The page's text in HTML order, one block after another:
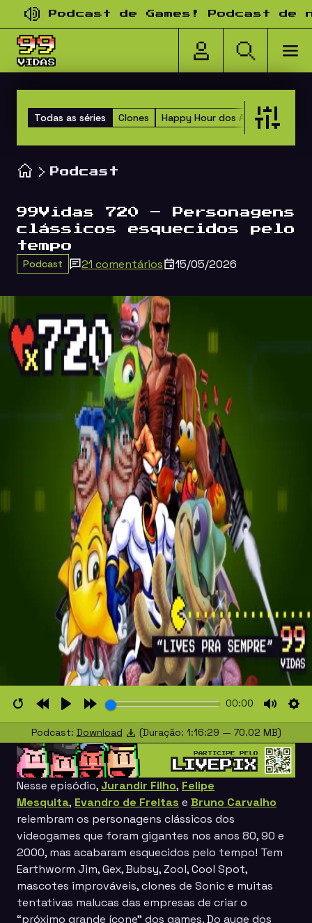
Pular para o conteúdo
Podcast de Games! Podcast de
Todas as séries Clones Happy Hour dos Amigos
Podcast
99Vidas 720 – Personagens
clássicos esquecidos pelo
tempo
Podcast 21 comentários 15/05/2026
RestartRewind
10s
PlayForward
10s
00:00
Mute
Podcast: Download (Duração: 1:16:29 — 70.02 MB)
Nesse episódio, Jurandir Filho, Felipe
Mesquita, Evandro de Freitas e Bruno Carvalho
relembram os personagens clássicos dos
videogames que foram gigantes nos anos 80, 90 e
2000, mas acabaram esquecidos pelo tempo! Tem
Earthworm Jim, Gex, Bubsy, Zool, Cool Spot,
mascotes improváveis, clones de Sonic e muitas
tentativas malucas das empresas de criar o
“próximo grande ícone” dos games. Do auge dos